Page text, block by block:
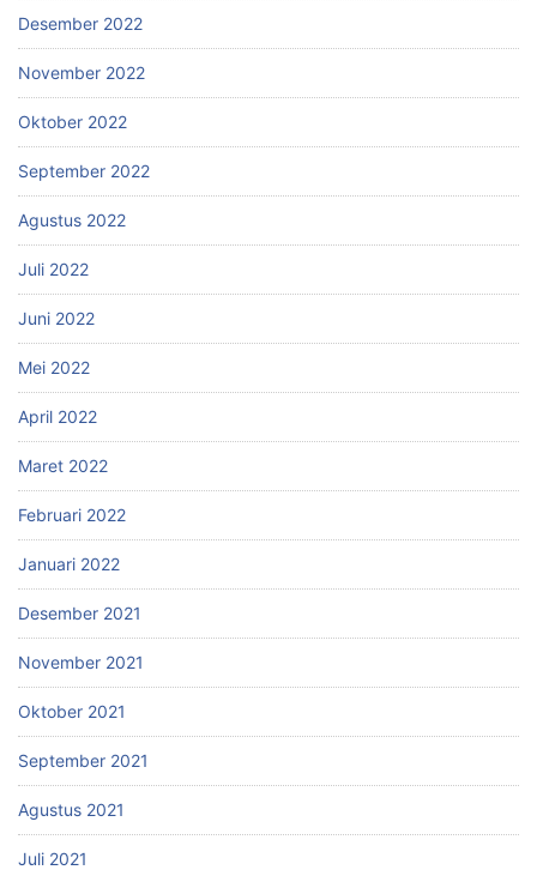
Desember 2022
November 2022
Oktober 2022
September 2022
Agustus 2022
Juli 2022
Juni 2022
Mei 2022
April 2022
Maret 2022
Februari 2022
Januari 2022
Desember 2021
November 2021
Oktober 2021
September 2021
Agustus 2021
Juli 2021